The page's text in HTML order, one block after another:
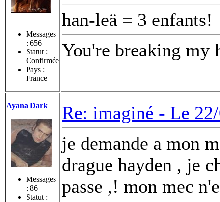
Messages
: 656
Statut :
Confirmée
Pays :
France
han-leä = 3 enfants!
You're breaking my
Ayana Dark
Messages
: 86
Statut :
Re: imaginé - Le
je demande a mon
drague hayden , je
passe ,! mon mec